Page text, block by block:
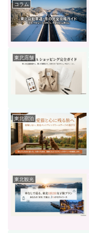
コラム
東北店舗
東北宿泊
東北観光